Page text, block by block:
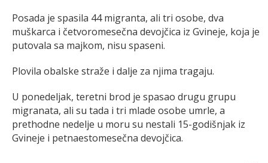
Posada je spasila 44 migranta, ali tri osobe, dva
muškarca i četvoromesečna devojčica iz Gvineje, koja je
putovala sa majkom, nisu spaseni.
Plovila obalske straže i dalje za njima tragaju.
U ponedeljak, teretni brod je spasao drugu grupu
migranata, ali su tada i tri mlade osobe umrle, a
prethodne nedelje u moru su nestali 15-godišnjak iz
Gvineje i petnaestomesečna devojčica.